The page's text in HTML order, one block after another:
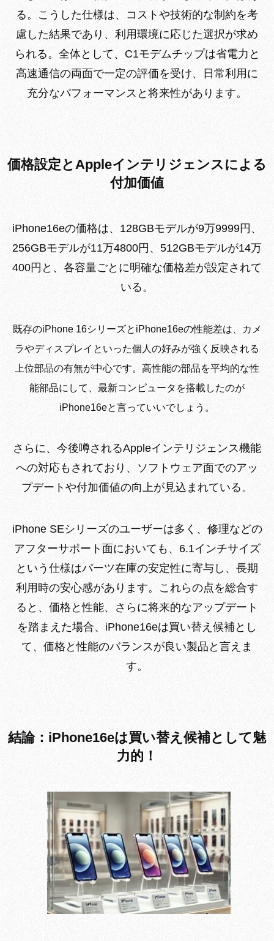
る。こうした仕様は、コストや技術的な制約を考
慮した結果であり、利用環境に応じた選択が求め
られる。全体として、C1モデムチップは省電力と
高速通信の両面で一定の評価を受け、日常利用に
充分なパフォーマンスと将来性があります。
価格設定とAppleインテリジェンスによる
付加価値
iPhone16eの価格は、128GBモデルが9万9999円、
256GBモデルが11万4800円、512GBモデルが14万
400円と、各容量ごとに明確な価格差が設定されて
いる。
既存のiPhone 16シリーズとiPhone16eの性能差は、カメ
ラやディスプレイといった個人の好みが強く反映される
上位部品の有無が中心です。高性能の部品を平均的な性
能部品にして、最新コンピュータを搭載したのが
iPhone16eと言っていいでしょう。
さらに、今後噂されるAppleインテリジェンス機能
への対応もされており、ソフトウェア面でのアッ
プデートや付加価値の向上が見込まれている。
iPhone SEシリーズのユーザーは多く、修理などの
アフターサポート面においても、6.1インチサイズ
という仕様はパーツ在庫の安定性に寄与し、長期
利用時の安心感があります。これらの点を総合す
ると、価格と性能、さらに将来的なアップデート
を踏まえた場合、iPhone16eは買い替え候補とし
て、価格と性能のバランスが良い製品と言えま
す。
結論：iPhone16eは買い替え候補として魅
力的！